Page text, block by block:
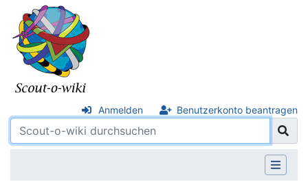
Anmelden Benutzerkonto beantragen